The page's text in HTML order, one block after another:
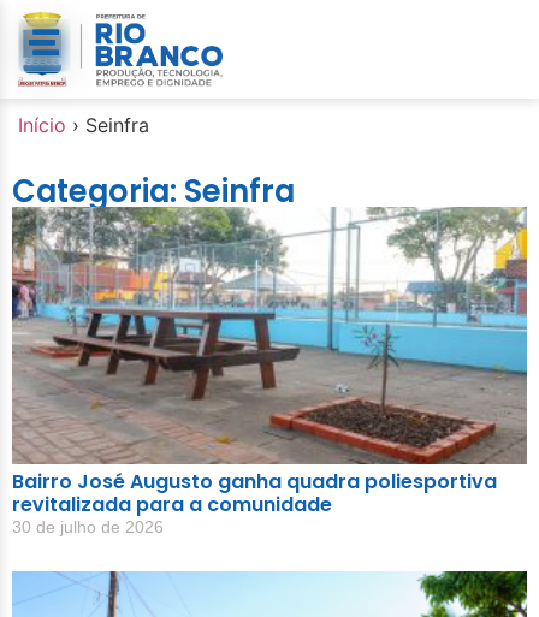
Início › Seinfra
Categoria: Seinfra
Bairro José Augusto ganha quadra poliesportiva
revitalizada para a comunidade
30 de julho de 2026